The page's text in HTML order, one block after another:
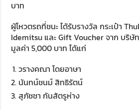
บาท
ผู้โหวตรถที่ชนะ ได้รับรางวัล กระเป๋า
Idemitsu และ Gift Voucher จาก บริษั
มูลค่า 5,000 บาท ได้แก่
วรางคณา โดยอาษา
นันทน์ชนม์ สิทธิรัตน์
สุภัชชา กันสัตรูห่าง